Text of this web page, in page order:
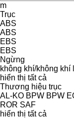
m
Trục
ABS
ABS
EBS
EBS
Ngừng
không khí/không khí
hiển thị tất cả
Thương hiệu trục
AL-KO BPW BPW
ROR SAF
hiển thị tất cả